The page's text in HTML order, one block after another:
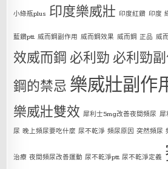
小綠瓶plus 印度樂威壯 印度紅鑽 印度
藍鑽ptt 威而鋼副作用 威而鋼效果 威而鋼 正品 威
效威而鋼 必利勁 必利勁
鋼的禁忌 樂威壯副作
樂威壯雙效 犀利士5mg改善夜間頻尿 犀
尿 晚上頻尿要吃什麼 尿不乾淨 頻尿原因 突然頻尿
治療 夜間頻尿改善運動 尿不乾淨ptt 尿不乾淨定義